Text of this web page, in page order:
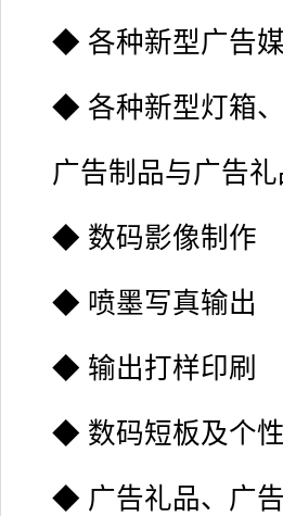
◆ 各种新型广告
◆ 各种新型灯箱
广告制品与广告礼
◆ 数码影像制作
◆ 喷墨写真输出
◆ 输出打样印刷
◆ 数码短板及个
◆ 广告礼品、广